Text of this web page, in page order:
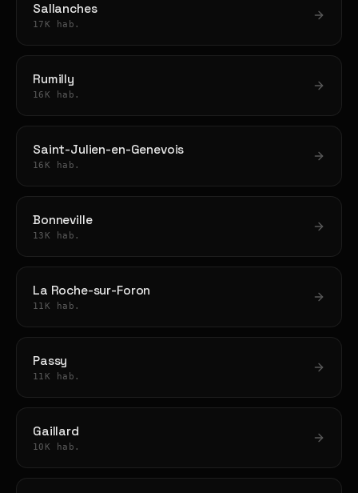
Sallanches
17K hab.
Rumilly
16K hab.
Saint-Julien-en-Genevois
16K hab.
Bonneville
13K hab.
La Roche-sur-Foron
11K hab.
Passy
11K hab.
Gaillard
10K hab.